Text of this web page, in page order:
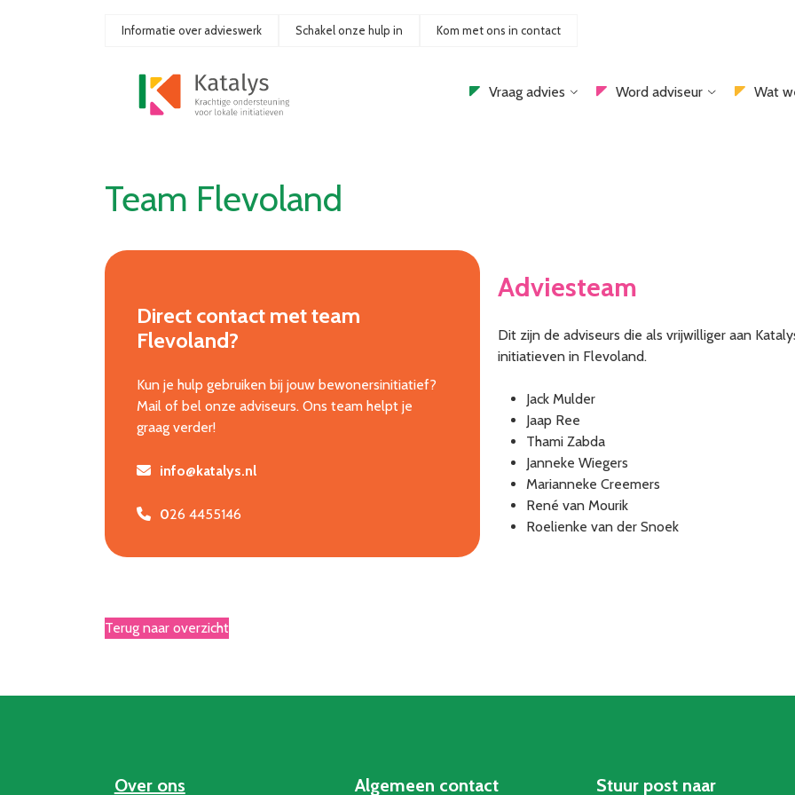
Informatie over advieswerk Schakel onze hulp in Kom met ons in contact
Vraag advies Word adviseur Wat
Team Flevoland
Direct contact met team
Flevoland?
Kun je hulp gebruiken bij jouw bewonersinitiatief?
Mail of bel onze adviseurs. Ons team helpt je
graag verder!
info@katalys.nl
026 4455146
Adviesteam
Dit zijn de adviseurs die als vrijwilliger aan
initiatieven in Flevoland.
Jack Mulder
Jaap Ree
Thami Zabda
Janneke Wiegers
Marianneke Creemers
René van Mourik
Roelienke van der Snoek
Terug naar overzicht
Over ons Algemeen contact Stuur post naar